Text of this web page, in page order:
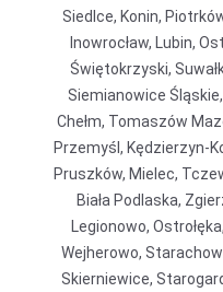
Siedlce, Konin,
Inowrocław, Lubin,
Świętokrzyski,
Siemianowice
Chełm, Tomaszów
Przemyśl, Kędzierzyn-
Pruszków, Mielec,
Biała Podlaska,
Legionowo,
Wejherowo,
Skierniewice,